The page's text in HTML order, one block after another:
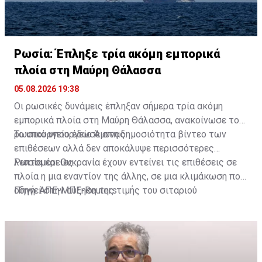
Ρωσία: Έπληξε τρία ακόμη εμπορικά
πλοία στη Μαύρη Θάλασσα
05.08.2026 19:38
Οι ρωσικές δυνάμεις έπληξαν σήμερα τρία ακόμη
εμπορικά πλοία στη Μαύρη Θάλασσα, ανακοίνωσε το
ρωσικό υπουργείο Άμυνας.
Το υπουργείο έδωσε στη δημοσιότητα βίντεο των
επιθέσεων αλλά δεν αποκάλυψε περισσότερες
λεπτομέρειες.
Ρωσία και Ουκρανία έχουν εντείνει τις επιθέσεις σε
πλοία η μια εναντίον της άλλης, σε μια κλιμάκωση που
οδηγεί στην αύξηση της τιμής του σιταριού
συμφόρησης μετά τα Στενά του Ορμούζ, που θα
παραλύσει εξαιτίας του πολέμου.
Πηγή: ΑΠΕ-ΜΠΕ-Reuters